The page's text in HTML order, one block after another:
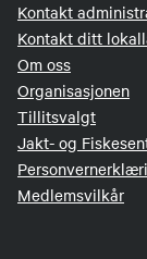
Kontakt
Kontakt ditt
Om oss
Organisasjonen
Tillitsvalgt
Jakt- og
Medlemsvilkår